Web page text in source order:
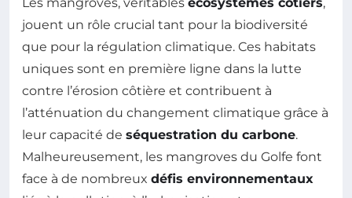
jouent un rôle crucial tant pour la biodiversité
que pour la régulation climatique. Ces habitats
uniques sont en première ligne dans la lutte
contre l’érosion côtière et contribuent à
l’atténuation du changement climatique grâce à
leur capacité de séquestration du carbone.
Malheureusement, les mangroves du Golfe font
face à de nombreux défis environnementaux